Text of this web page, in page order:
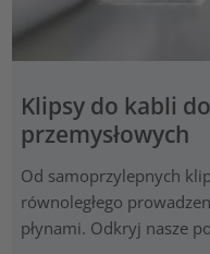
Klipsy do kabli
przemysłowych
Od samoprzylepnych
równoległego
płynami. Odkryj nasze